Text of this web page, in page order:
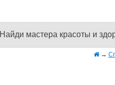
Найди мастера красоты и
→